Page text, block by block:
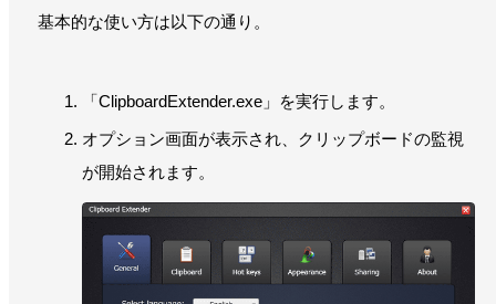
基本的な使い方は以下の通り。
「ClipboardExtender.exe」を実行します。
オプション画面が表示され、クリップボードの監視
が開始されます。